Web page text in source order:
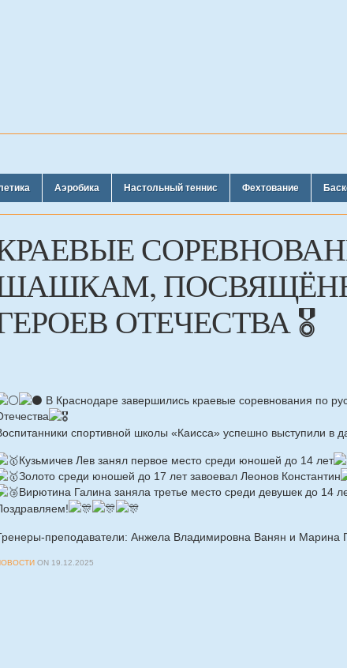
Аэробика Настольный теннис Фехтование
ОТЕЧЕСТВА 🎖️
В Краснодаре завершились краевые соревнования по
спортивной школы «Каисса» успешно выступили в
Кузьмичев Лев занял первое место среди юношей до 14 лет
Золото среди юношей до 17 лет завоевал Леонов Константин
Вирютина Галина заняла третье место среди девушек до 14
преподаватели: Анжела Владимировна Ванян и Марина
ON 19.12.2025